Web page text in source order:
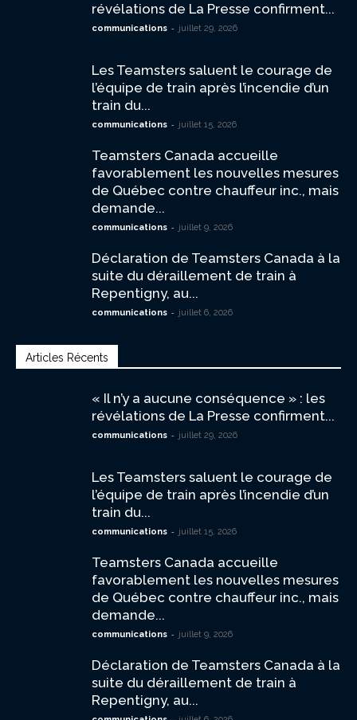
révélations de La Presse confirment...
communications - juillet 29, 2026
Les Teamsters saluent le courage de
l’équipe de train après l’incendie d’un
train du...
communications - juillet 15, 2026
Teamsters Canada accueille
favorablement les nouvelles mesures
de Québec contre chauffeur inc., mais
demande...
communications - juillet 9, 2026
Déclaration de Teamsters Canada à la
suite du déraillement de train à
Repentigny, au...
communications - juillet 6, 2026
Articles Récents
« Il n’y a aucune conséquence » : les
révélations de La Presse confirment...
communications - juillet 29, 2026
Les Teamsters saluent le courage de
l’équipe de train après l’incendie d’un
train du...
communications - juillet 15, 2026
Teamsters Canada accueille
favorablement les nouvelles mesures
de Québec contre chauffeur inc., mais
demande...
communications - juillet 9, 2026
Déclaration de Teamsters Canada à la
suite du déraillement de train à
Repentigny, au...